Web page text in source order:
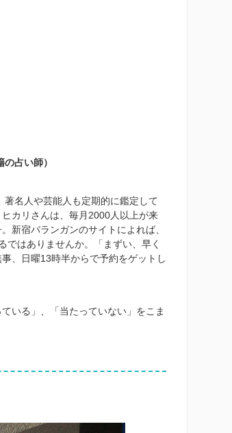
占い師）
名人や芸能人も定期的に鑑定して
カリさんは、毎月2000人以上が来
新宿バランガンのサイトによれば、
ではありませんか。「まずい、早く
、日曜13時半からで予約をゲットし
いる」、「当たっていない」をこま